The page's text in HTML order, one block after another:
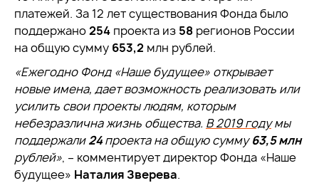
платежей. За 12 лет существования Фонда было
поддержано254 проекта из 58 регионов России
на общую сумму 653,2 млн рублей.
«Ежегодно Фонд «Наше будущее» открывает
новые имена, дает возможность реализовать или
усилить свои проекты людям, которым
небезразлична жизнь общества. В 2019 годумы
поддержали24проекта на общую сумму63,5 млн
рублей», – комментирует директор Фонда «Наше
будущее» Наталия Зверева.